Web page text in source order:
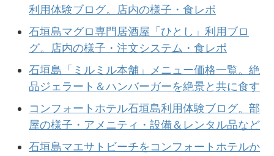
利用体験ブログ。店内の様子・食レポ
石垣島マグロ専門居酒屋「ひとし」利用ブロ
グ。店内の様子・注文システム・食レポ
石垣島「ミルミル本舗」メニュー価格一覧。絶
品ジェラート＆ハンバーガーを絶景と共に食す
コンフォートホテル石垣島利用体験ブログ。部
屋の様子・アメニティ・設備＆レンタル品など
石垣島マエサトビーチをコンフォートホテルか